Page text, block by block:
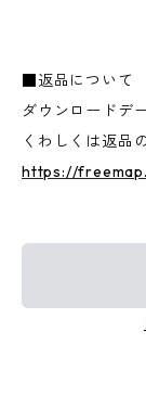
■返品について
ダウンロードデ
くわしくは返品
https://